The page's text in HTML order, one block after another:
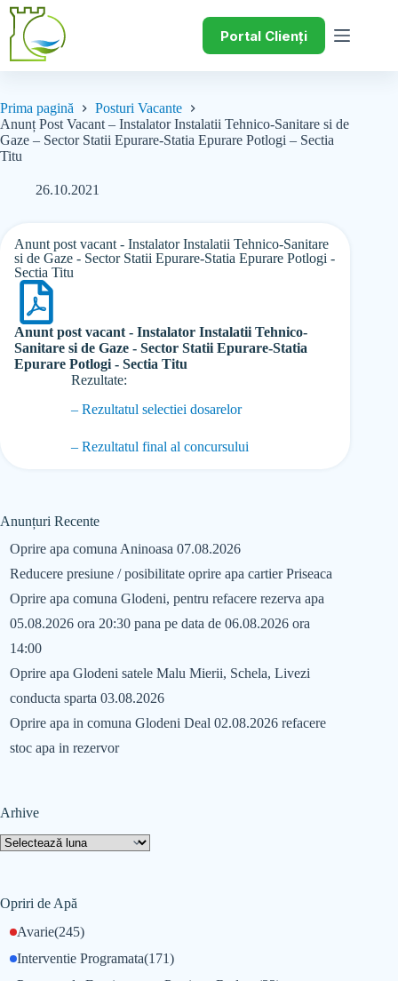
Portal Clienți
Prima pagină
Posturi Vacante
Anunț Post Vacant – Instalator Instalatii Tehnico-Sanitare si de
Gaze – Sector Statii Epurare-Statia Epurare Potlogi – Sectia
Titu
26.10.2021
Anunt post vacant - Instalator Instalatii Tehnico-Sanitare
si de Gaze - Sector Statii Epurare-Statia Epurare Potlogi -
Sectia Titu
Anunt post vacant - Instalator Instalatii Tehnico-
Sanitare si de Gaze - Sector Statii Epurare-Statia
Epurare Potlogi - Sectia Titu
Rezultate:
– Rezultatul selectiei dosarelor
– Rezultatul final al concursului
Anunțuri Recente
Oprire apa comuna Aninoasa 07.08.2026
Reducere presiune / posibilitate oprire apa cartier Priseaca
Oprire apa comuna Glodeni, pentru refacere rezerva apa
05.08.2026 ora 20:30 pana pe data de 06.08.2026 ora
14:00
Oprire apa Glodeni satele Malu Mierii, Schela, Livezi
conducta sparta 03.08.2026
Oprire apa in comuna Glodeni Deal 02.08.2026 refacere
stoc apa in rezervor
Arhive
Opriri de Apă
Avarie(245)
Interventie Programata(171)